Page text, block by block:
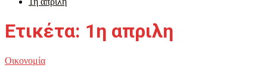
Ετικέτα: 1η απριλη
Οικονομία